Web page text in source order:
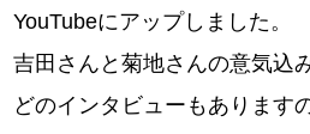
YouTubeにアップしました。
吉田さんと菊地さんの意気込
どのインタビューもあります